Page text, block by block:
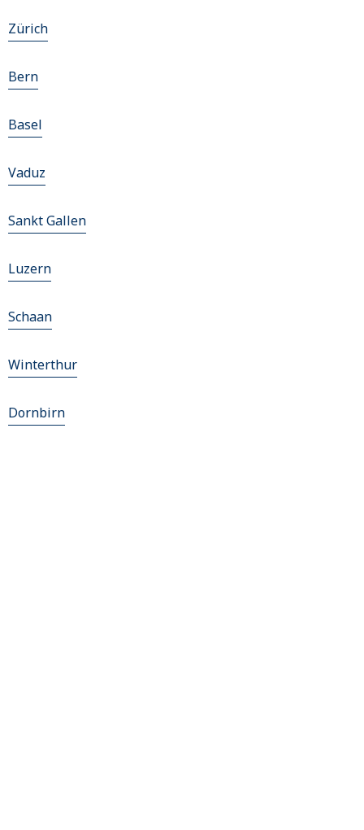
Zürich
Bern
Basel
Vaduz
Sankt Gallen
Luzern
Schaan
Winterthur
Dornbirn